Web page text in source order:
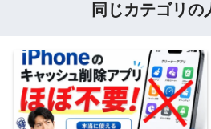
同じカテゴリの